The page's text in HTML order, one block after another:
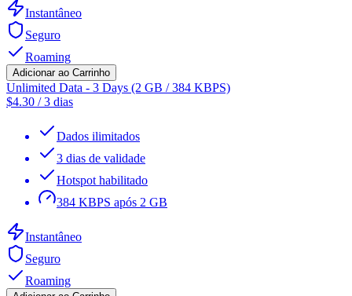
Instantâneo
Seguro
Roaming
Adicionar ao Carrinho
Unlimited Data - 3 Days (2 GB / 384 KBPS)
$4.30 /3 dias
Dados ilimitados
3 dias de validade
Hotspot habilitado
384 KBPS após 2 GB
Instantâneo
Seguro
Roaming